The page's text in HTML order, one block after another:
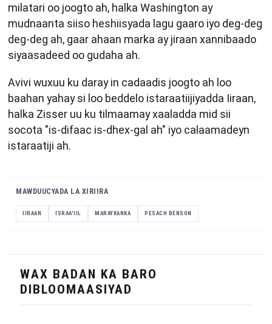
milatari oo joogto ah, halka Washington ay
mudnaanta siiso heshiisyada lagu gaaro iyo deg-deg
deg-deg ah, gaar ahaan marka ay jiraan xannibaado
siyaasadeed oo gudaha ah.
Avivi wuxuu ku daray in cadaadis joogto ah loo
baahan yahay si loo beddelo istaraatiijiyadda Iiraan,
halka Zisser uu ku tilmaamay xaaladda mid sii
socota "is-difaac is-dhex-gal ah" iyo calaamadeyn
istaraatiji ah.
MAWDUUCYADA LA XIRIIRA
IIRAAN ISRAA'IIL MARAYKANKA PESACH BENSON
WAX BADAN KA BARO
DIBLOOMAASIYAD